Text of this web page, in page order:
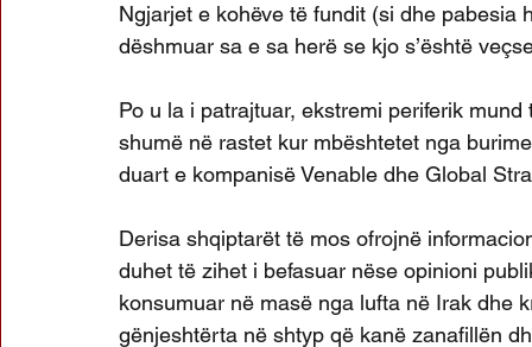
Ngjarjet e kohëve të fundit (si dhe
dëshmuar sa e sa herë se kjo s’është
Po u la i patrajtuar, ekstremi periferik
shumë në rastet kur mbështetet nga
duart e kompanisë Venable dhe Global
Derisa shqiptarët të mos ofrojnë
duhet të zihet i befasuar nëse opinioni
konsumuar në masë nga lufta në Irak dhe
gënjeshtërta në shtyp që kanë zanafillën